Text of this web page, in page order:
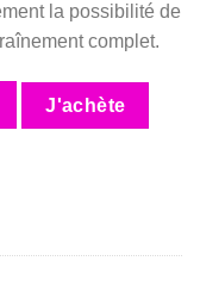
la possibilité de
complet.
J'achète